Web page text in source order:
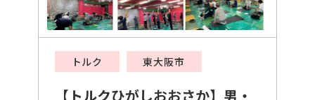
トルク 東大阪市
【トルクひがしおおさか】男・